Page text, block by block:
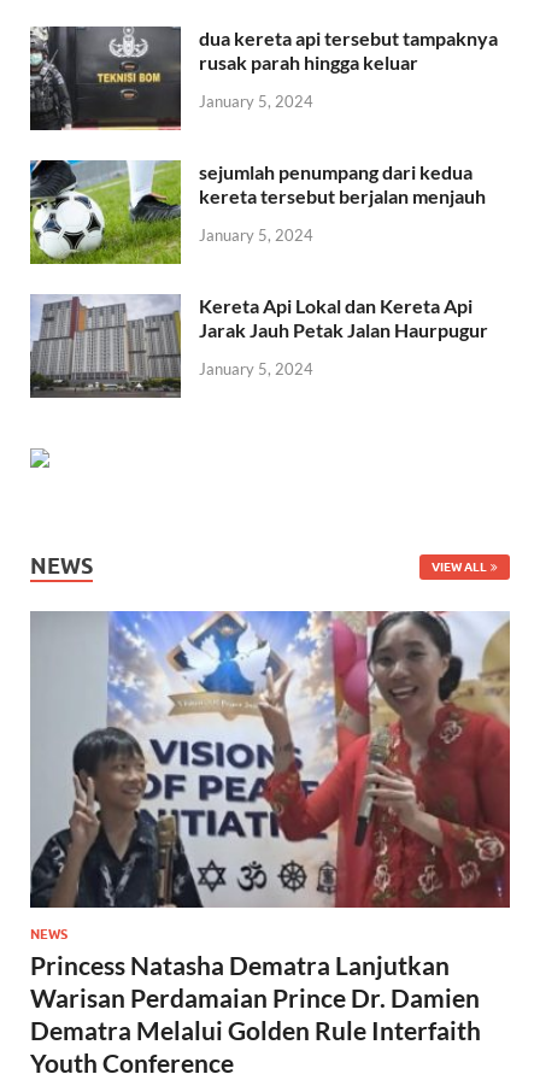
dua kereta api tersebut tampaknya
rusak parah hingga keluar
January 5, 2024
sejumlah penumpang dari kedua
kereta tersebut berjalan menjauh
January 5, 2024
Kereta Api Lokal dan Kereta Api
Jarak Jauh Petak Jalan Haurpugur
January 5, 2024
NEWS VIEW ALL
NEWS
Princess Natasha Dematra Lanjutkan
Warisan Perdamaian Prince Dr. Damien
Dematra Melalui Golden Rule Interfaith
Youth Conference